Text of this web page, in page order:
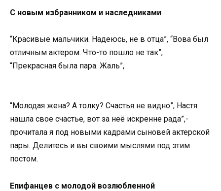
С новым избранником и наследниками
“Красивые мальчики. Надеюсь, не в отца”, “Вова был
отличным актером. Что-то пошло не так”,
“Прекрасная была пара. Жаль”,
“Молодая жена? А толку? Счастья не видно”, Настя
нашла свое счастье, вот за неё искренне рада”,-
прочитала я под новыми кадрами сыновей актерской
пары. Делитесь и вы своими мыслями под этим
постом.
Епифанцев с молодой возлюбленной